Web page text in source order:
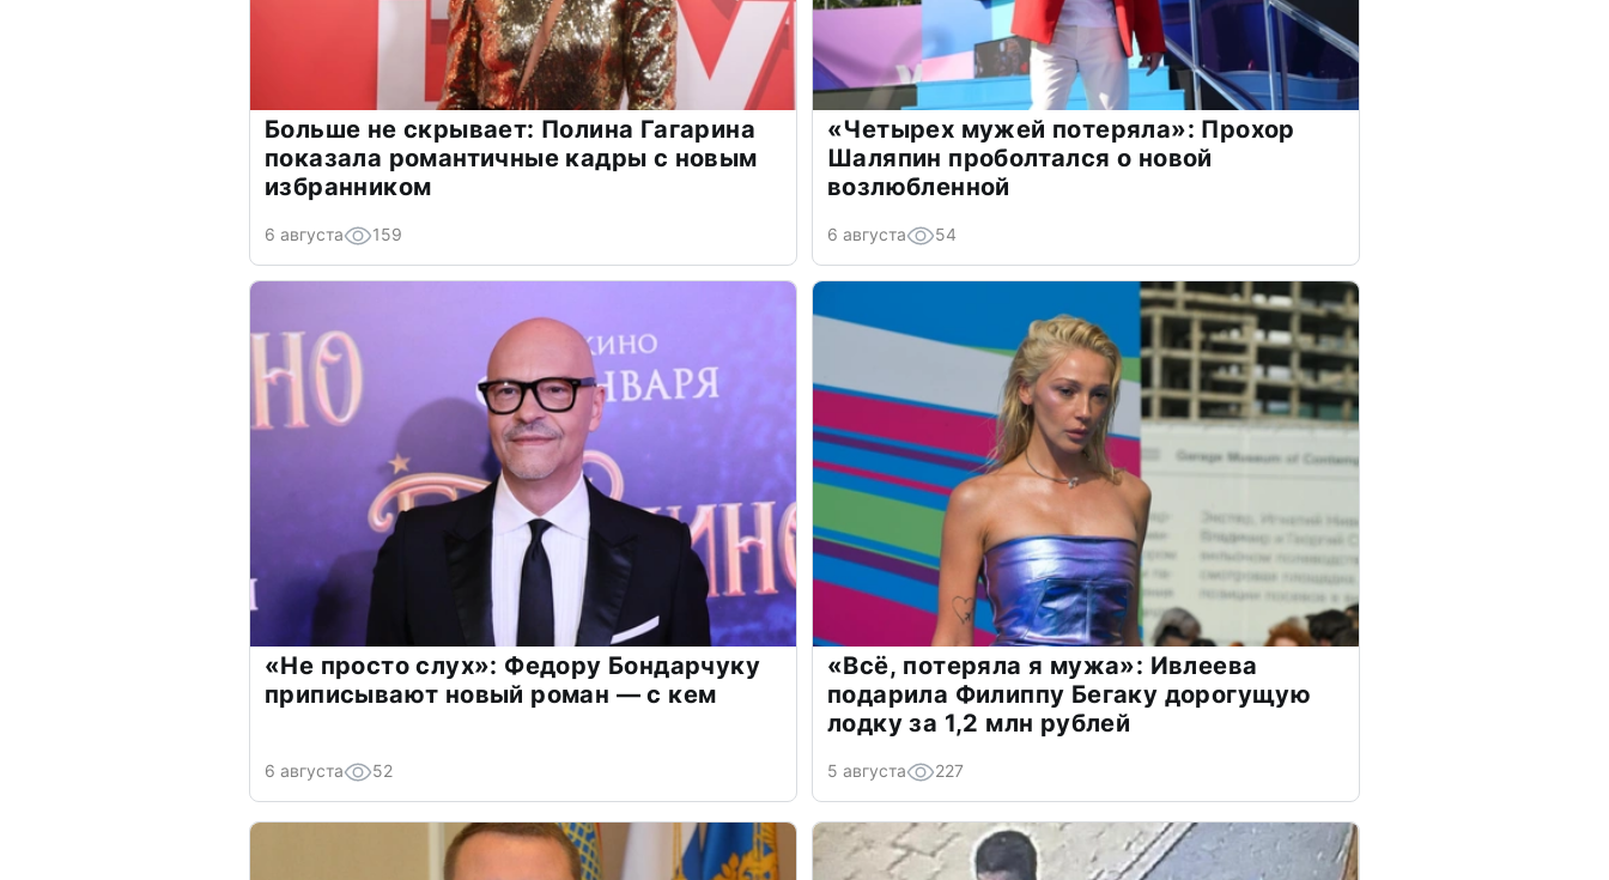
Больше не скрывает: Полина Гагарина
показала романтичные кадры с новым
избранником
6 августа 159
«Четырех мужей потеряла»: Прохор
Шаляпин проболтался о новой
возлюбленной
6 августа 54
«Не просто слух»: Федору Бондарчуку
приписывают новый роман — с кем
6 августа 52
«Всё, потеряла я мужа»: Ивлеева
подарила Филиппу Бегаку дорогущую
лодку за 1,2 млн рублей
5 августа 227